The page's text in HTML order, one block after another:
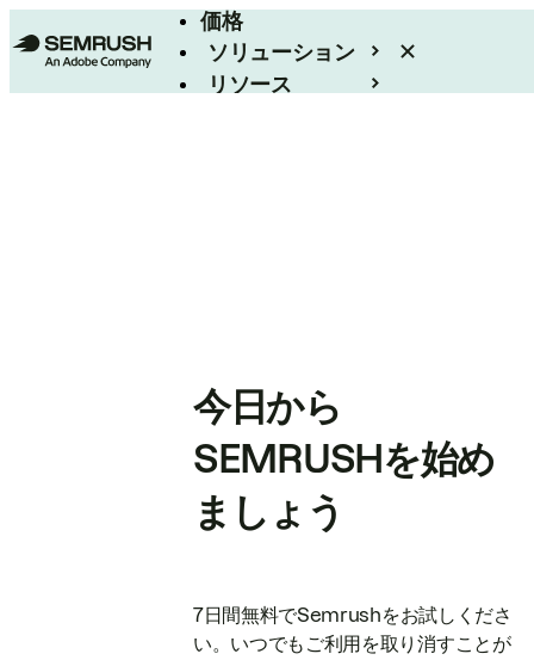
価格
ソリューション
リソース
今日から
SEMRUSHを始め
ましょう
7日間無料でSemrushをお試しくださ
い。いつでもご利用を取り消すことが